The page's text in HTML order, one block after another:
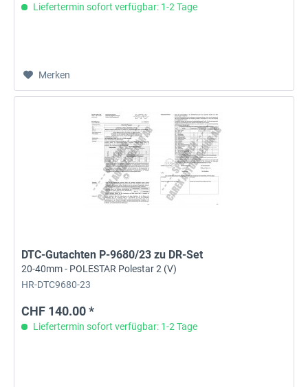
Liefertermin sofort verfügbar: 1-2 Tage
Merken
DTC-Gutachten P-9680/23 zu DR-Set
20-40mm - POLESTAR Polestar 2 (V)
HR-DTC9680-23
CHF 140.00 *
Liefertermin sofort verfügbar: 1-2 Tage